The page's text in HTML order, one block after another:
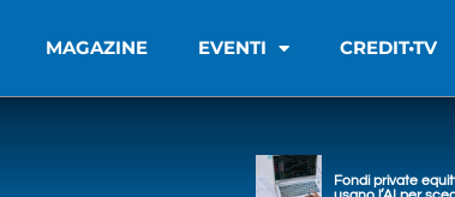
MAGAZINE EVENTI CREDIT•TV
Fondi private